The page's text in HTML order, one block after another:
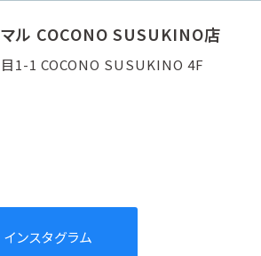
マル COCONO SUSUKINO店
1-1 COCONO SUSUKINO 4F
インスタグラム